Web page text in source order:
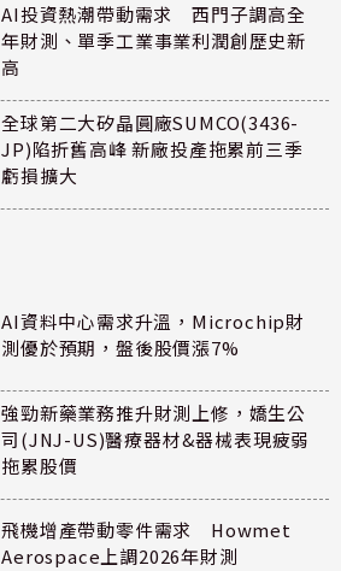
AI投資熱潮帶動需求 西門子調高全
年財測、單季工業事業利潤創歷史新
高
全球第二大矽晶圓廠SUMCO(3436-
JP)陷折舊高峰 新廠投產拖累前三季
虧損擴大
AI資料中心需求升溫，Microchip財
測優於預期，盤後股價漲7%
強勁新藥業務推升財測上修，嬌生公
司(JNJ-US)醫療器材&器械表現疲弱
拖累股價
飛機增產帶動零件需求 Howmet
Aerospace上調2026年財測